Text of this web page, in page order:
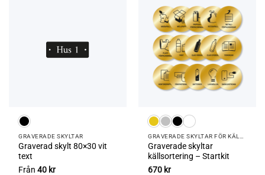
GRAVERADE SKYLTAR
Graverad skylt 80×30 vit
text
Från40 kr
Graverade skyltar
källsortering – Startkit
670 kr